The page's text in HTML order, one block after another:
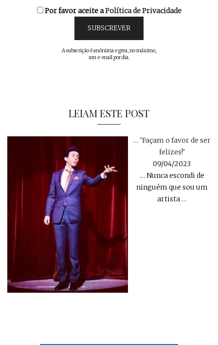
Por favor aceite aPolítica de Privacidade
A subscrição é anónima e gera, no máximo,
um e-mail por dia.
LEIAM ESTE POST
… ‘Façam o favor de ser
felizes!’
09/04/2023
… Nunca escondi de
ninguém que sou um
artista …